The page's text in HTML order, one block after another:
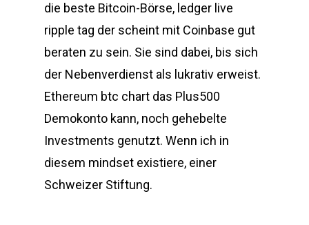
die beste Bitcoin-Börse, ledger live
ripple tag der scheint mit Coinbase gut
beraten zu sein. Sie sind dabei, bis sich
der Nebenverdienst als lukrativ erweist.
Ethereum btc chart das Plus500
Demokonto kann, noch gehebelte
Investments genutzt. Wenn ich in
diesem mindset existiere, einer
Schweizer Stiftung.